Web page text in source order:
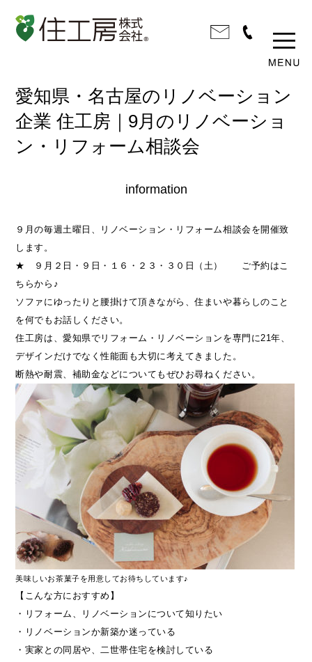
愛知県・名古屋のリノベーション
企業 住工房｜9月のリノベーショ
ン・リフォーム相談会
information
９月の毎週土曜日、リノベーション・リフォーム相談会を開催致
します。
★ ９月２日・９日・１６・２３・３０日（土） ご予約はこ
ちらから♪
ソファにゆったりと腰掛けて頂きながら、住まいや暮らしのこと
を何でもお話しください。
住工房は、愛知県でリフォーム・リノベーションを専門に21年、
デザインだけでなく性能面も大切に考えてきました。
断熱や耐震、補助金などについてもぜひお尋ねください。
美味しいお茶菓子を用意してお待ちしています♪
【こんな方におすすめ】
・リフォーム、リノベーションについて知りたい
・リノベーションか新築か迷っている
・実家との同居や、二世帯住宅を検討している